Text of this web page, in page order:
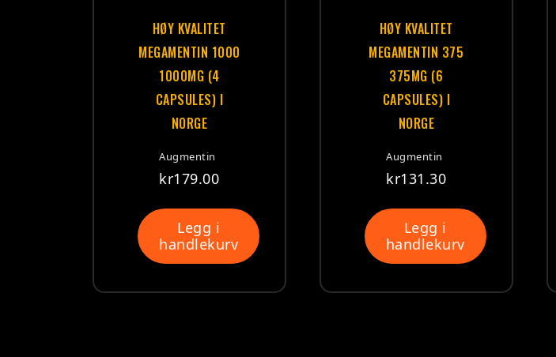
HØY KVALITET
MEGAMENTIN 1000
1000MG (4
CAPSULES) I
NORGE
Augmentin
kr179.00
Legg i
handlekurv
HØY KVALITET
MEGAMENTIN 375
375MG (6
CAPSULES) I
NORGE
Augmentin
kr131.30
Legg i
handlekurv